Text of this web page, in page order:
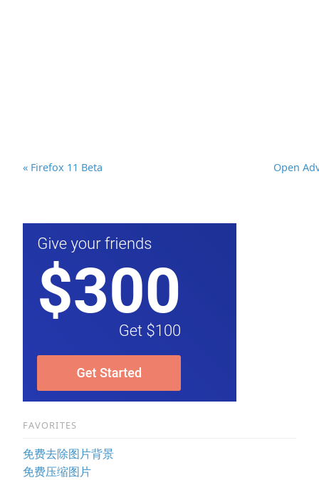
« Firefox 11 Beta Open
FAVORITES
免费去除图片背景
免费压缩图片